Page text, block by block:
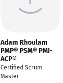
Adam Rhoulam
PMP® PSM® PMI-
ACP®
Certified Scrum
Master